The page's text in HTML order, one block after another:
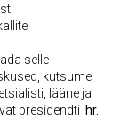
selle
kutsume
lääne ja
presidendti hr.